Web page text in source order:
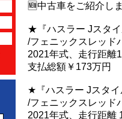
🆕中古車をご紹介し
★『ハスラー Jスタイ
/フェニックスレッド
2021年式、走行距離
支払総額￥173万円
★『ハスラー Jスタイ
/フェニックスレッド
2021年式、走行距離